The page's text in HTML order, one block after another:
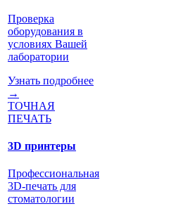
Проверка
оборудования в
условиях Вашей
лаборатории
Узнать подробнее
→
ТОЧНАЯ
ПЕЧАТЬ
3D принтеры
Профессиональная
3D-печать для
стоматологии